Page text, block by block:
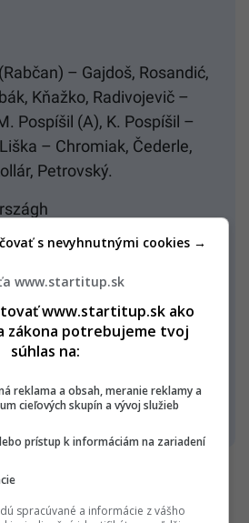
– Gajdoš, Rosandić,
Kňažko, Radivojevič –
Pospíšil (A), K. Pospíšil –
– Chromiak, Čederle,
Petrovský.
– Pietroniro (A),
– Purdeller, Bradley, De
Frycklund, Saracino –
Frigo (A) – Zanetti,
www.startitup.sk
www.startitup.sk ako
zákona potrebujeme tvoj
súhlas na:
reklama a obsah, meranie reklamy a
cieľových skupín a vývoj služieb
prístup k informáciám na zariadení
spracúvané a informácie z vášho
s nevyhnutnými cookies →